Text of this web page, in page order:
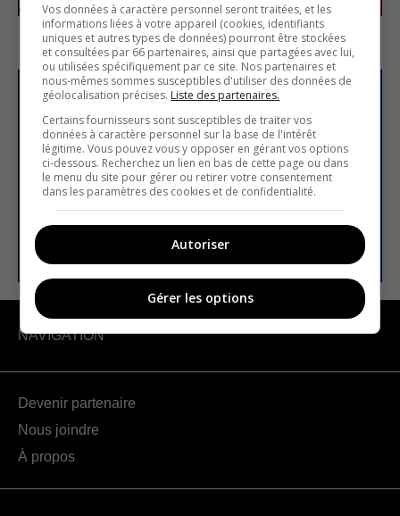
S’inscrire à la newsletter
E-mail
S’INSCRIRE
NAVIGATION
Devenir partenaire
Nous joindre
À propos
Vos données à caractère personnel seront traitées, et les
informations liées à votre appareil (cookies, identifiants
uniques et autres types de données) pourront être stockées
et consultées par 66 partenaires, ainsi que partagées avec lui,
ou utilisées spécifiquement par ce site. Nos partenaires et
nous-mêmes sommes susceptibles d'utiliser des données de
géolocalisation précises. Liste des partenaires.
Certains fournisseurs sont susceptibles de traiter vos
données à caractère personnel sur la base de l'intérêt
légitime. Vous pouvez vous y opposer en gérant vos options
ci-dessous. Recherchez un lien en bas de cette page ou dans
le menu du site pour gérer ou retirer votre consentement
dans les paramètres des cookies et de confidentialité.
Autoriser
Gérer les options